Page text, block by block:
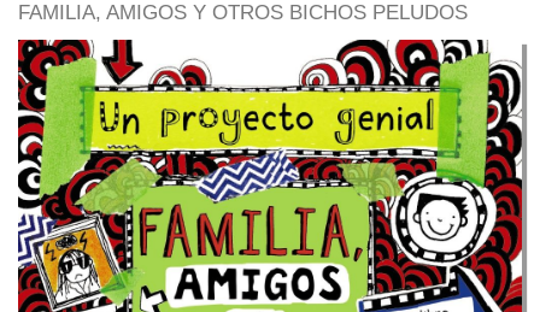
FAMILIA, AMIGOS Y OTROS BICHOS PELUDOS